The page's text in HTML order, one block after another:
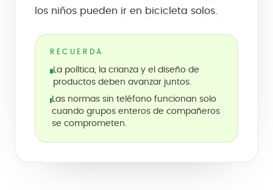
los niños pueden ir en bicicleta solos.
RECUERDA
La política, la crianza y el diseño de
productos deben avanzar juntos.
Las normas sin teléfono funcionan solo
cuando grupos enteros de compañeros
se comprometen.